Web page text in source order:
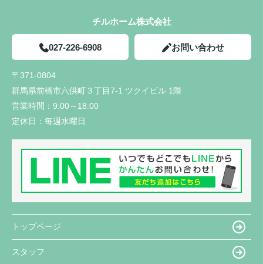
チルホーム株式会社
027-226-6908 お問い合わせ
〒371-0804
群馬県前橋市六供町３丁目7-1 ツクイビル 1階
営業時間： 9:00～18:00
定休日： 毎週水曜日
トップページ
スタッフ